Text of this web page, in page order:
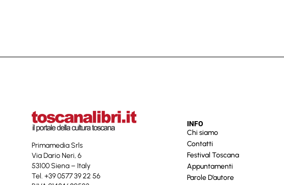
Primamedia Srls
Via Dario Neri, 6
53100 Siena – Italy
Tel. +39 0577 39 22 56
INFO
Chi siamo
Contatti
Festival Toscana
Appuntamenti
Parole D’autore